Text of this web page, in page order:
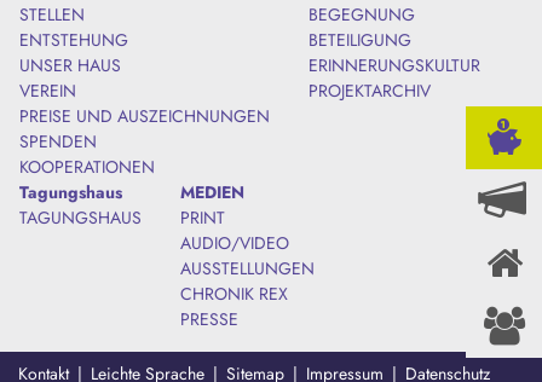
STELLEN
ENTSTEHUNG
UNSER HAUS
VEREIN
PREISE UND AUSZEICHNUNGEN
SPENDEN
KOOPERATIONEN
BEGEGNUNG
BETEILIGUNG
ERINNERUNGSKULTUR
PROJEKTARCHIV
Tagungshaus
TAGUNGSHAUS
MEDIEN
PRINT
AUDIO/VIDEO
AUSSTELLUNGEN
CHRONIK REX
PRESSE
Kontakt Leichte Sprache Sitemap Impressum Datenschutz